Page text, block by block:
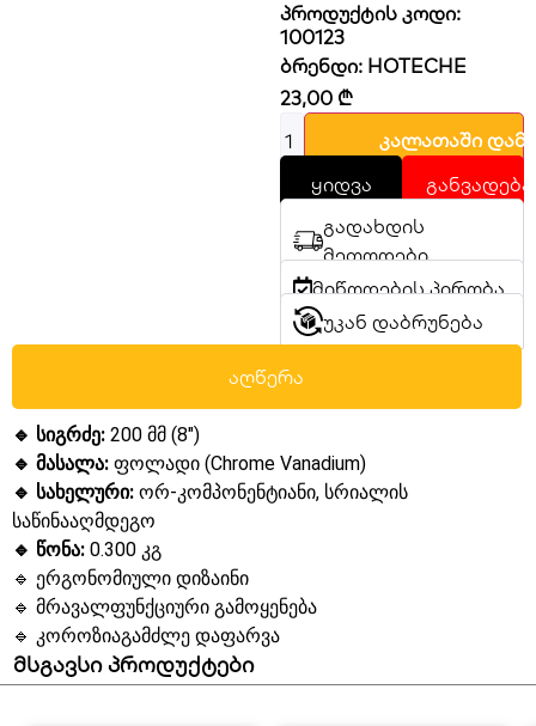
პროდუქტის კოდი:
100123
ბრენდი: HOTECHE
23,00 ₾
კალათაში
ყიდვა
განვადება
გადახდის
მეთოდები
მიწოდების პირობა
უკან დაბრუნება
აღწერა
🔹 სიგრძე: 200 მმ (8″)
🔹 მასალა: ფოლადი (Chrome Vanadium)
🔹 სახელური: ორ-კომპონენტიანი, სრიალის
საწინააღმდეგო
🔹 წონა: 0.300 კგ
🔹 ერგონომიული დიზაინი
🔹 მრავალფუნქციური გამოყენება
🔹 კოროზიაგამძლე დაფარვა
მსგავსი პროდუქტები